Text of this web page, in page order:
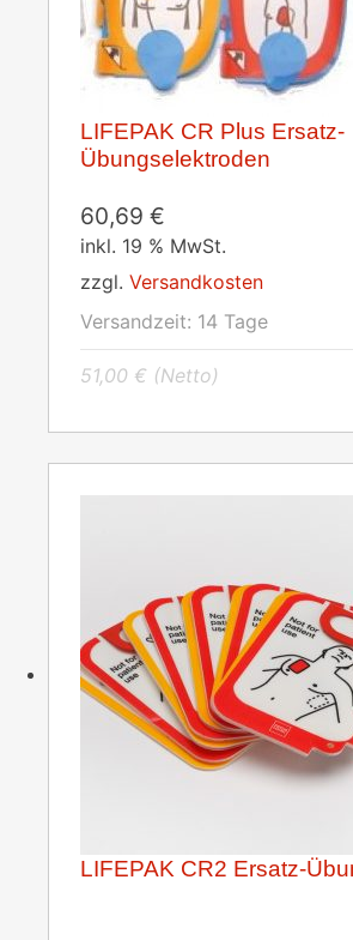
LIFEPAK CR Plus Ersatz-
Übungselektroden
60,69 €
inkl. 19 % MwSt.
zzgl. Versandkosten
Versandzeit: 14 Tage
51,00 € (Netto)
LIFEPAK CR2 Ersatz-